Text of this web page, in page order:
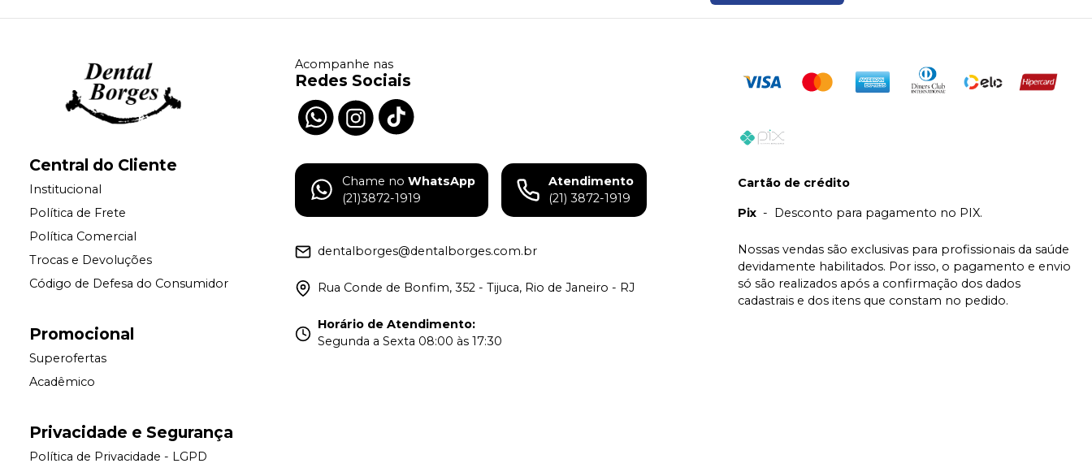
Central do Cliente
Institucional
Política de Frete
Política Comercial
Trocas e Devoluções
Código de Defesa do Consumidor
Promocional
Superofertas
Acadêmico
Privacidade e Segurança
Política de Privacidade - LGPD
Acompanhe nas
Redes Sociais
Chame no WhatsApp
(21)3872-1919
Atendimento
(21) 3872-1919
dentalborges@dentalborges.com.br
Rua Conde de Bonfim, 352 - Tijuca, Rio de Janeiro - RJ
Horário de Atendimento:
Segunda a Sexta 08:00 às 17:30
Cartão de crédito
Pix - Desconto para pagamento no PIX.
Nossas vendas são exclusivas para profissionais da saúde
devidamente habilitados. Por isso, o pagamento e envio
só são realizados após a confirmação dos dados
cadastrais e dos itens que constam no pedido.